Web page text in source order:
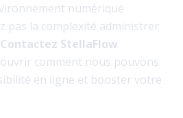
numérique
pas la complexité administrer
Contactez StellaFlow
comment nous pouvons
en ligne et booster votre